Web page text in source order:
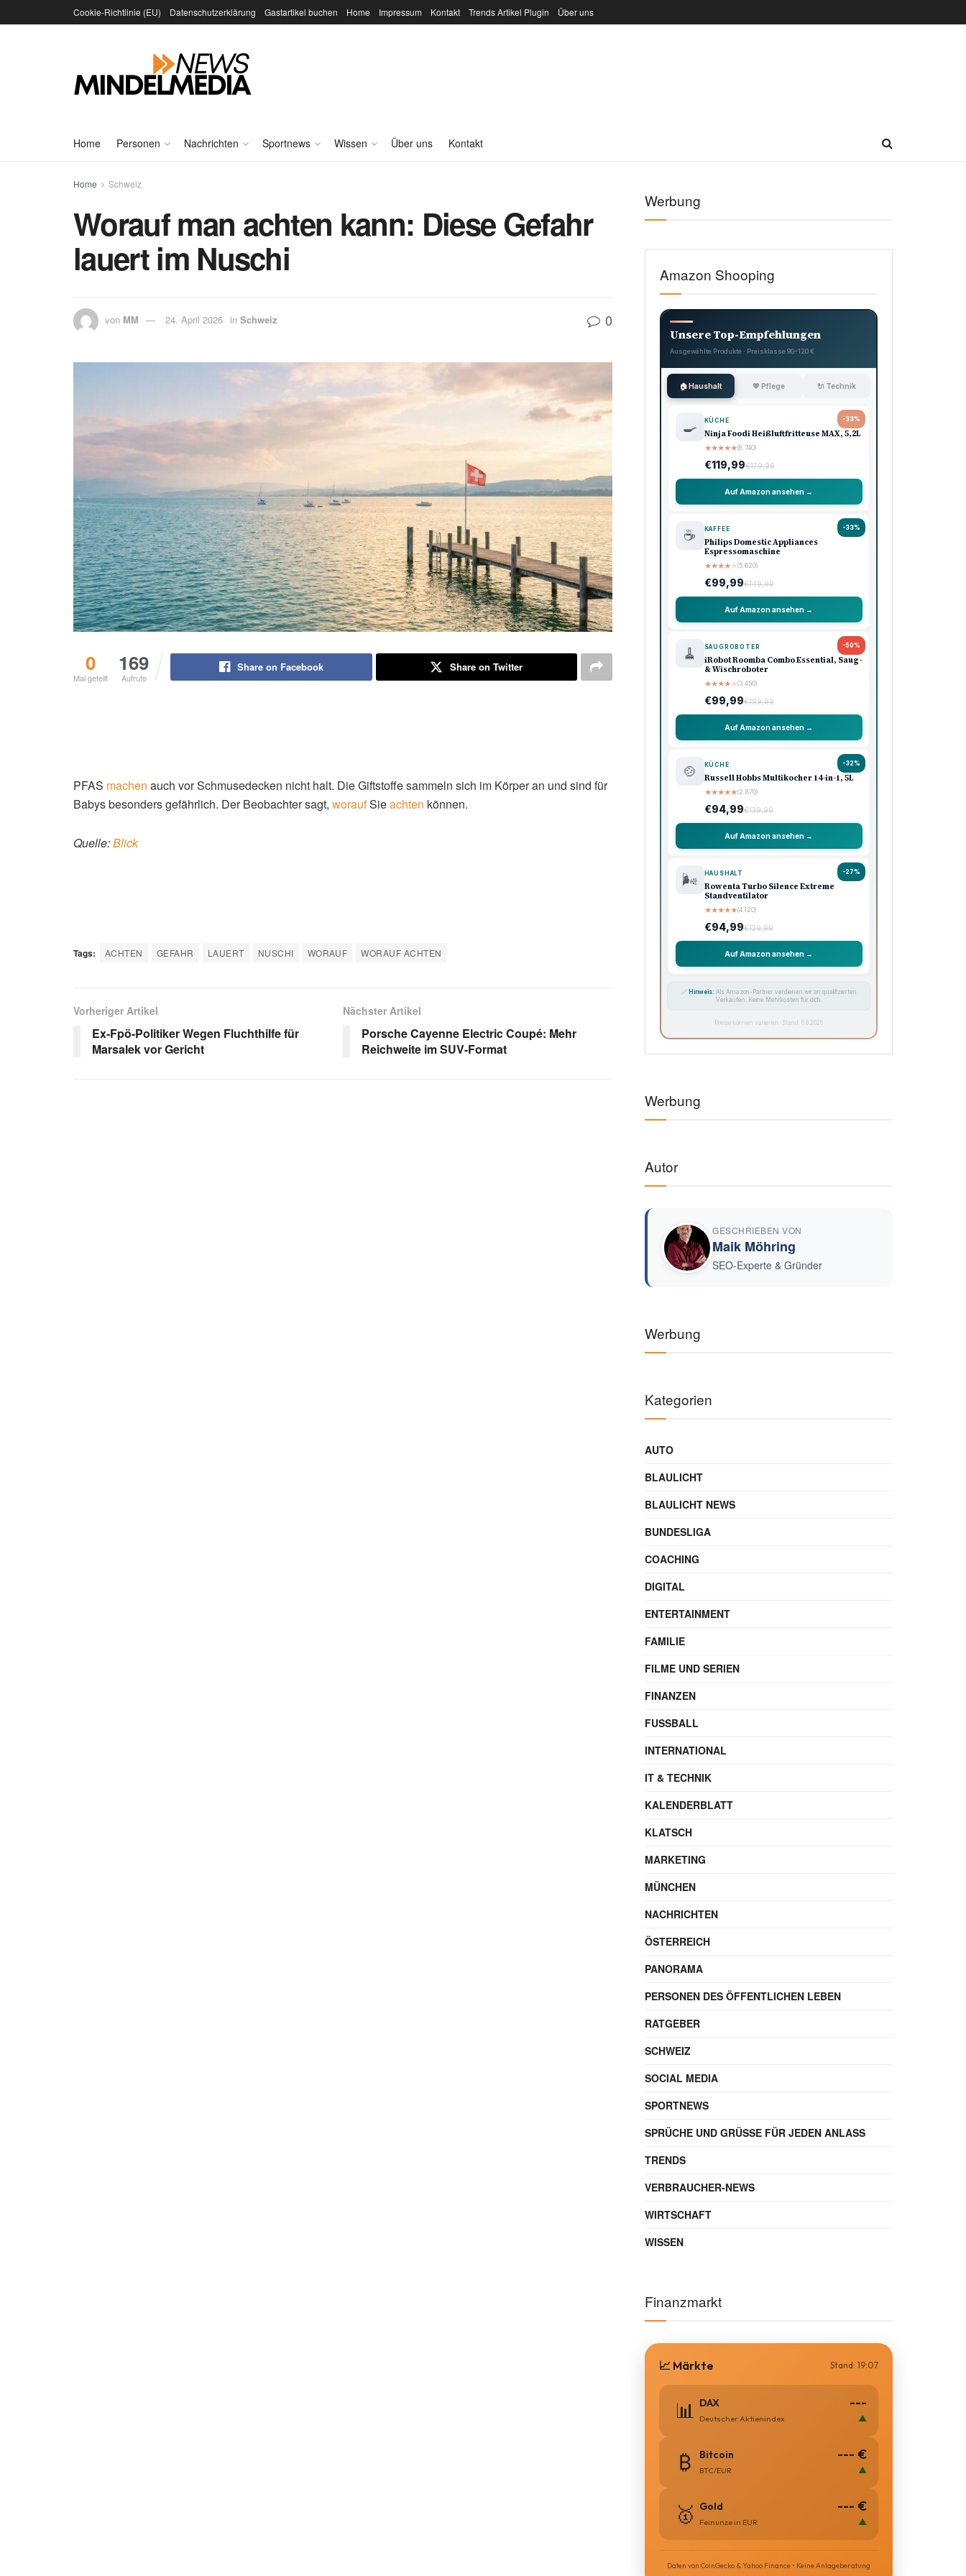
Cookie-Richtlinie (EU) Datenschutzerklärung Gastartikel buchen Home Impressum Kontakt Trends Artikel Plugin Über uns
Home Personen Nachrichten Sportnews Wissen Über uns Kontakt
Home Schweiz
Worauf man achten kann: Diese Gefahr
lauert im Nuschi
von MM 24. April 2026 in Schweiz 0
0
Mal geteilt
169
Aufrufe
Share on Facebook Share on Twitter
PFAS machen auch vor Schmusedecken nicht halt. Die Giftstoffe sammeln sich im Körper an und sind für
Babys besonders gefährlich. Der Beobachter sagt, woraufSieachten können.
Quelle:Blick
Tags: ACHTEN GEFAHR LAUERT NUSCHI WORAUF WORAUF ACHTEN
Vorheriger Artikel
Ex-Fpö-Politiker Wegen Fluchthilfe für
Marsalek vor Gericht
Nächster Artikel
Porsche Cayenne Electric Coupé: Mehr
Reichweite im SUV-Format
Werbung
Amazon Shooping
Unsere Top-Empfehlungen
Ausgewählte Produkte · Preisklasse 90–120 €
🏠 Haushalt 💖 Pflege 🔌 Technik
-33%
🍳 KÜCHE
Ninja Foodi Heißluftfritteuse MAX, 5,2L
★★★★★(8.740)
€119,99€179,99
Auf Amazon ansehen →
-33%
☕ KAFFEE
Philips Domestic Appliances
Espressomaschine
★★★★★(5.620)
€99,99€149,99
Auf Amazon ansehen →
-50%
🧹 SAUGROBOTER
iRobot Roomba Combo Essential, Saug-
& Wischroboter
★★★★★(3.450)
€99,99€199,99
Auf Amazon ansehen →
-32%
🍲 KÜCHE
Russell Hobbs Multikocher 14-in-1, 5L
★★★★★(2.870)
€94,99€139,99
Auf Amazon ansehen →
-27%
🌬️ HAUSHALT
Rowenta Turbo Silence Extreme
Standventilator
★★★★★(4.120)
€94,99€129,99
Auf Amazon ansehen →
🔗 Hinweis: Als Amazon-Partner verdienen wir an qualifizierten
Verkäufen. Keine Mehrkosten für dich.
Preise können variieren · Stand: 6.8.2026
Werbung
Autor
GESCHRIEBEN VON
Maik Möhring
SEO-Experte & Gründer
Werbung
Kategorien
AUTO
BLAULICHT
BLAULICHT NEWS
BUNDESLIGA
COACHING
DIGITAL
ENTERTAINMENT
FAMILIE
FILME UND SERIEN
FINANZEN
FUSSBALL
INTERNATIONAL
IT & TECHNIK
KALENDERBLATT
KLATSCH
MARKETING
MÜNCHEN
NACHRICHTEN
ÖSTERREICH
PANORAMA
PERSONEN DES ÖFFENTLICHEN LEBEN
RATGEBER
SCHWEIZ
SOCIAL MEDIA
SPORTNEWS
SPRÜCHE UND GRÜSSE FÜR JEDEN ANLASS
TRENDS
VERBRAUCHER-NEWS
WIRTSCHAFT
WISSEN
Finanzmarkt
📈 Märkte Stand: 19:07
📊 DAX
Deutscher Aktienindex
---
▲
₿ Bitcoin
BTC/EUR
--- €
▲
🥇 Gold
Feinunze in EUR
--- €
▲
Daten von CoinGecko & Yahoo Finance • Keine Anlageberatung